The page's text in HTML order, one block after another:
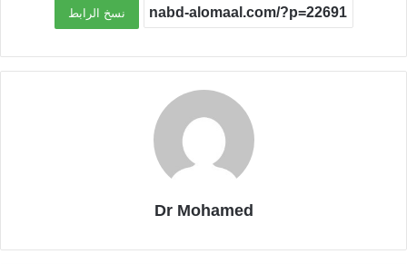
نسخ الرابط
Dr Mohamed